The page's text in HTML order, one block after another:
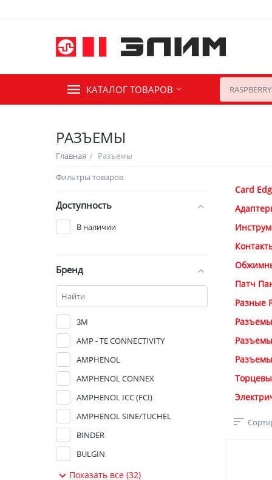
КАТАЛОГ ТОВАРОВ
РАЗЪЕМЫ
Главная / Разъемы
Card
Патч
Разные
Фильтры товаров
Доступность
В наличии
Бренд
3M
AMP - TE CONNECTIVITY
AMPHENOL
AMPHENOL CONNEX
AMPHENOL ICC (FCI)
AMPHENOL SINE/TUCHEL
BINDER
BULGIN
CLIFF ELECTRONIC COMPONENTS
Показать все (32)